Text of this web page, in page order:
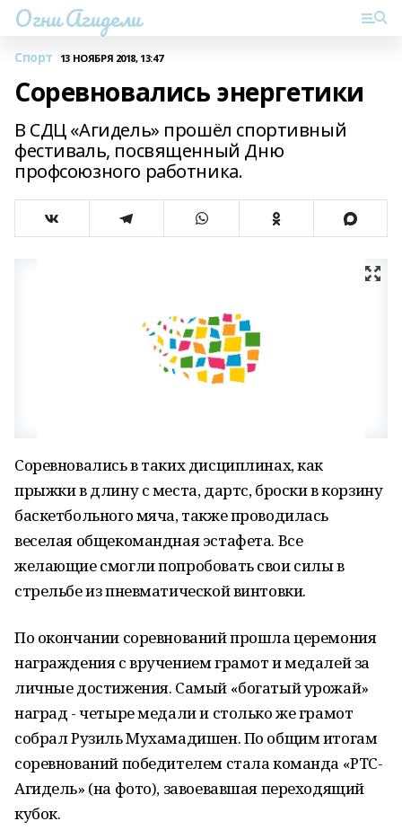
Огни Агидели
Спорт 13 НОЯБРЯ 2018, 13:47
Соревновались энергетики
В СДЦ «Агидель» прошёл спортивный
фестиваль, посвященный Дню
профсоюзного работника.
Соревновались в таких дисциплинах, как
прыжки в длину с места, дартс, броски в корзину
баскетбольного мяча, также проводилась
веселая общекомандная эстафета. Все
желающие смогли попробовать свои силы в
стрельбе из пневматической винтовки.
По окончании соревнований прошла церемония
награждения с вручением грамот и медалей за
личные достижения. Самый «богатый урожай»
наград - четыре медали и столько же грамот
собрал Рузиль Мухамадишен. По общим итогам
соревнований победителем стала команда «РТС-
Агидель» (на фото), завоевавшая переходящий
кубок.